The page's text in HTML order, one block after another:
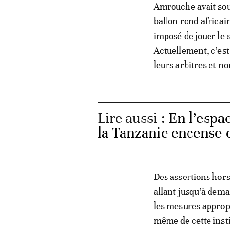
Amrouche avait
ballon rond
imposé de jouer le
Actuellement,
leurs arbitres et
Lire aussi : En
la Tanzanie encense
Des assertions
allant jusqu’à
les mesures
même de cette